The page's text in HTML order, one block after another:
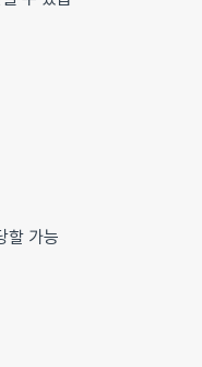
할 가능